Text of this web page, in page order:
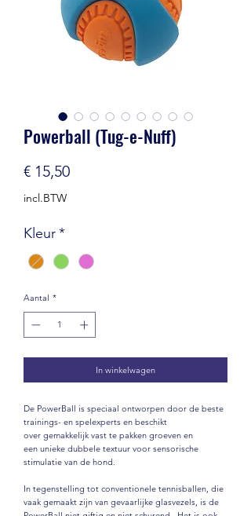
Powerball (Tug-e-Nuff)
€ 15,50Prijs
incl.BTW
Kleur*
Aantal *
In winkelwagen
De PowerBall is speciaal ontworpen door de beste
trainings- en spelexperts en beschikt
over gemakkelijk vast te pakken groeven en
een unieke dubbele textuur voor sensorische
stimulatie van de hond.
In tegenstelling tot conventionele tennisballen, die
vaak gemaakt zijn van gevaarlijke glasvezels, is de